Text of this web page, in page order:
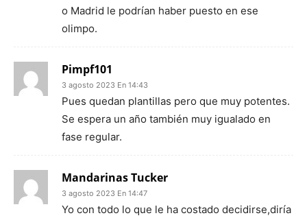
o Madrid le podrían haber puesto en ese
olimpo.
Pimpf101
3 agosto 2023 En 14:43
Pues quedan plantillas pero que muy potentes.
Se espera un año también muy igualado en
fase regular.
Mandarinas Tucker
3 agosto 2023 En 14:47
Yo con todo lo que le ha costado decidirse,diría